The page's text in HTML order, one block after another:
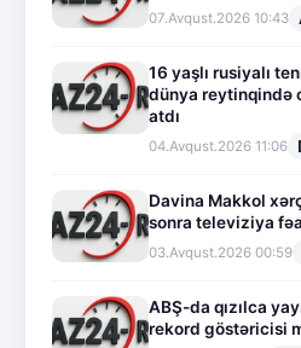
07.Avqust.2026 10:43
16 yaşlı rusiyalı
dünya reytinqində
atdı
04.Avqust.2026 11:06
Davina Makkol
sonra televiziya
03.Avqust.2026 00:59
ABŞ-da qızılca
rekord göstəricisi